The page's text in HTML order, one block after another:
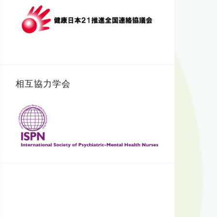
相互協力学会